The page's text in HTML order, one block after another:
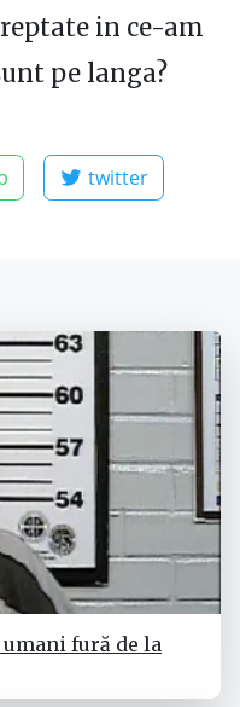
in ce-am
pe langa?
twitter
fură de la